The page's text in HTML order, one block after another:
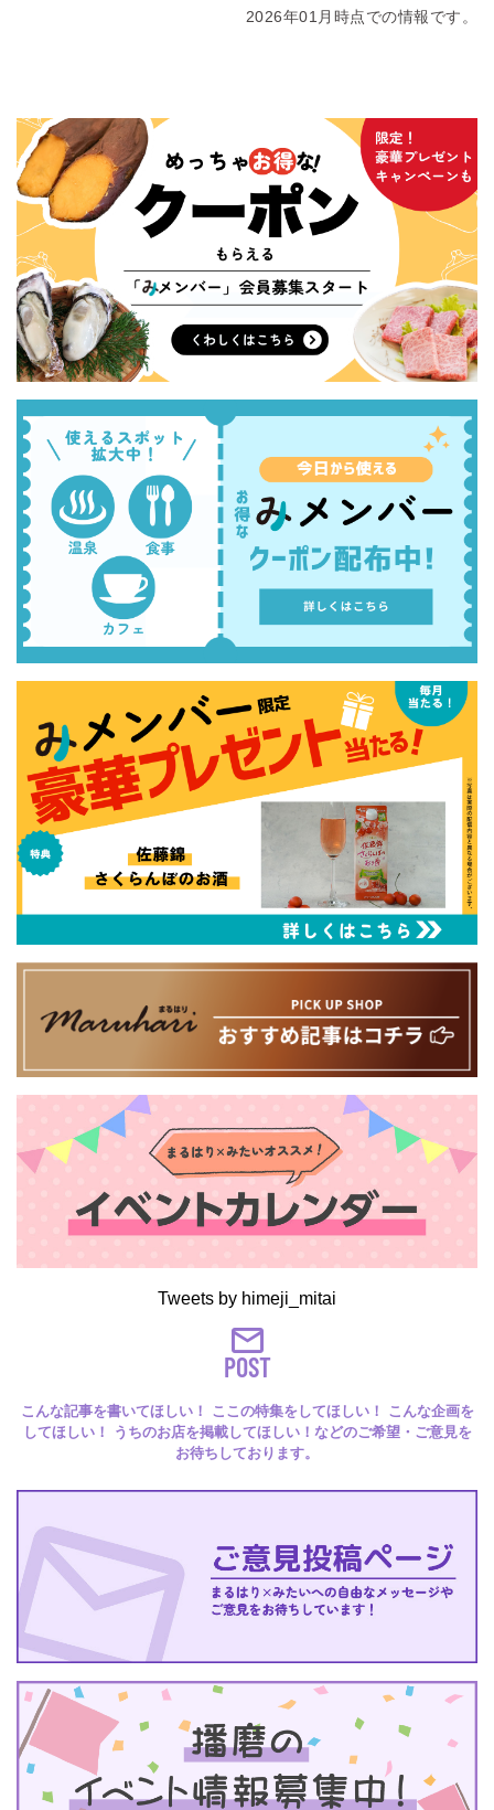
2026年01月時点での情報です。
Tweets by himeji_mitai
POST
こんな記事を書いてほしい！ ここの特集をしてほしい！ こんな企画を
してほしい！ うちのお店を掲載してほしい！などのご希望・ご意見を
お待ちしております。